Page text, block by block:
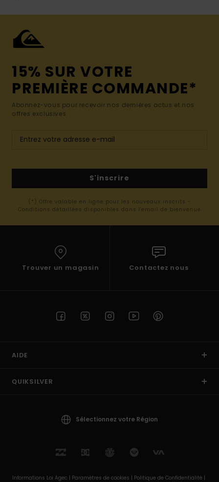
15% SUR VOTRE
PREMIÈRE COMMANDE*
Abonnez-vous pour recevoir nos dernières actus et nos
offres exclusives.
S'inscrire
(*) Offre valable en ligne pour les nouveaux inscrits -
Conditions détaillées disponibles dans l'email de bienvenue
Trouver un magasin Contactez nous
AIDE
QUIKSILVER
Sélectionnez votre Région
Informations Loi Agec | Paramètres de cookies | Politique de Confidentialité |